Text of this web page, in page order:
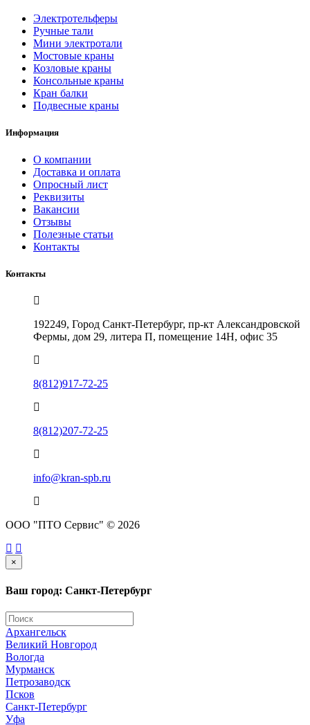
Электротельферы
Ручные тали
Мини электротали
Мостовые краны
Козловые краны
Консольные краны
Кран балки
Подвесные краны
Информация
О компании
Доставка и оплата
Опросный лист
Реквизиты
Вакансии
Отзывы
Полезные статьи
Контакты
Контакты
192249, Город Санкт-Петербург, пр-кт Александровской
Фермы, дом 29, литера П, помещение 14Н, офис 35
8(812)917-72-25
8(812)207-72-25
info@kran-spb.ru
ООО "ПТО Сервис" © 2026
×
Ваш город: Санкт-Петербург
Архангельск
Великий Новгород
Вологда
Мурманск
Петрозаводск
Псков
Санкт-Петербург
Уфа